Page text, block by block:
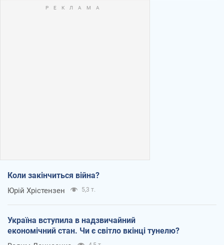
Коли закінчиться війна?
Юрій Хрістензен 5,3 т.
Україна вступила в надзвичайний
економічний стан. Чи є світло вкінці тунелю?